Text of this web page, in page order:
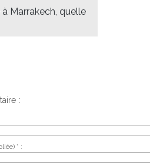
Marrakech, quelle
:
* :